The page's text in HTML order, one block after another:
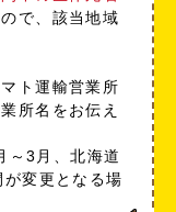
で、該当地域
ト運輸営業所
所名をお伝え
～3月、北海道
変更となる場